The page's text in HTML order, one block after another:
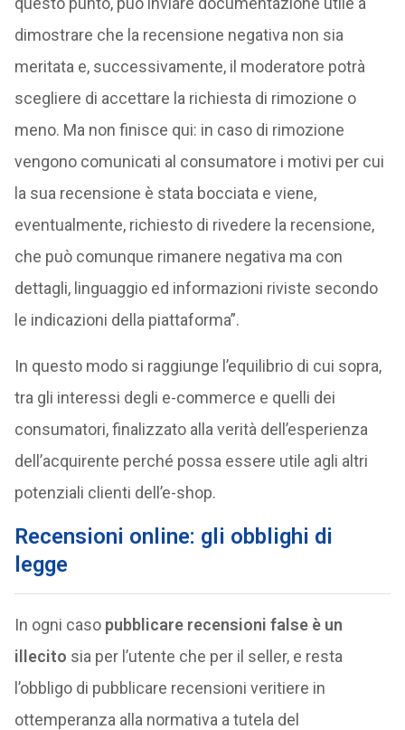
dimostrare che la recensione negativa non sia
meritata e, successivamente, il moderatore potrà
scegliere di accettare la richiesta di rimozione o
meno. Ma non finisce qui: in caso di rimozione
vengono comunicati al consumatore i motivi per cui
la sua recensione è stata bocciata e viene,
eventualmente, richiesto di rivedere la recensione,
che può comunque rimanere negativa ma con
dettagli, linguaggio ed informazioni riviste secondo
le indicazioni della piattaforma”.
In questo modo si raggiunge l’equilibrio di cui sopra,
tra gli interessi degli e-commerce e quelli dei
consumatori, finalizzato alla verità dell’esperienza
dell’acquirente perché possa essere utile agli altri
potenziali clienti dell’e-shop.
Recensioni online: gli obblighi di
legge
In ogni caso pubblicare recensioni false è un
illecito sia per l’utente che per il seller, e resta
l’obbligo di pubblicare recensioni veritiere in
ottemperanza alla normativa a tutela del